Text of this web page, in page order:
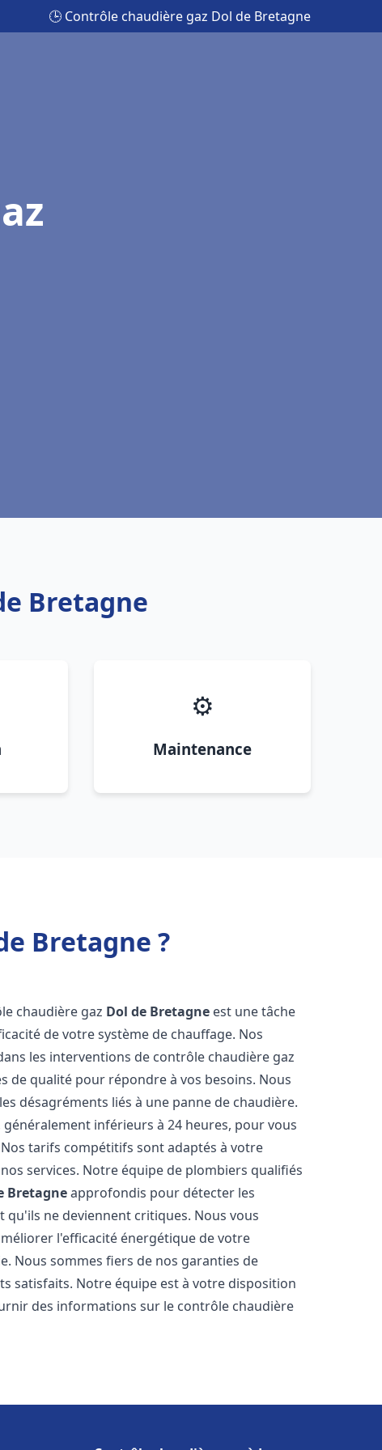
🕒 Contrôle chaudière gaz Dol de Bretagne
Bretagne
⚙️
Maintenance
Bretagne ?
chaudière gaz Dol de Bretagne est une tâche
de votre système de chauffage. Nos
les interventions de contrôle chaudière gaz
de qualité pour répondre à vos besoins. Nous
désagréments liés à une panne de chaudière.
inférieurs à 24 heures, pour vous
tarifs compétitifs sont adaptés à votre
services. Notre équipe de plombiers qualifiés
Bretagneapprofondis pour détecter les
ne deviennent critiques. Nous vous
l'efficacité énergétique de votre
Nous sommes fiers de nos garanties de
satisfaits. Notre équipe est à votre disposition
des informations sur le contrôle chaudière